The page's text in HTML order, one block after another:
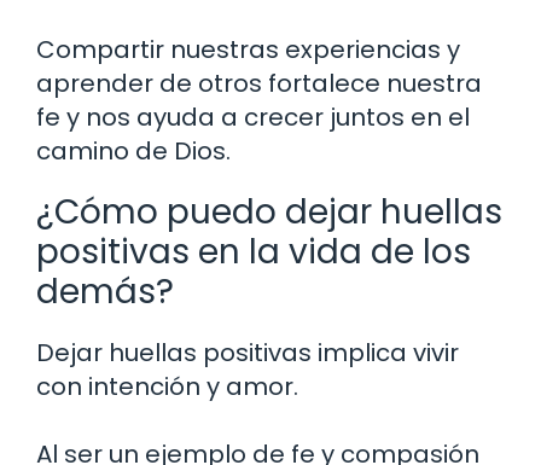
Compartir nuestras experiencias y
aprender de otros fortalece nuestra
fe y nos ayuda a crecer juntos en el
camino de Dios.
¿Cómo puedo dejar huellas
positivas en la vida de los
demás?
Dejar huellas positivas implica vivir
con intención y amor.
Al ser un ejemplo de fe y compasión